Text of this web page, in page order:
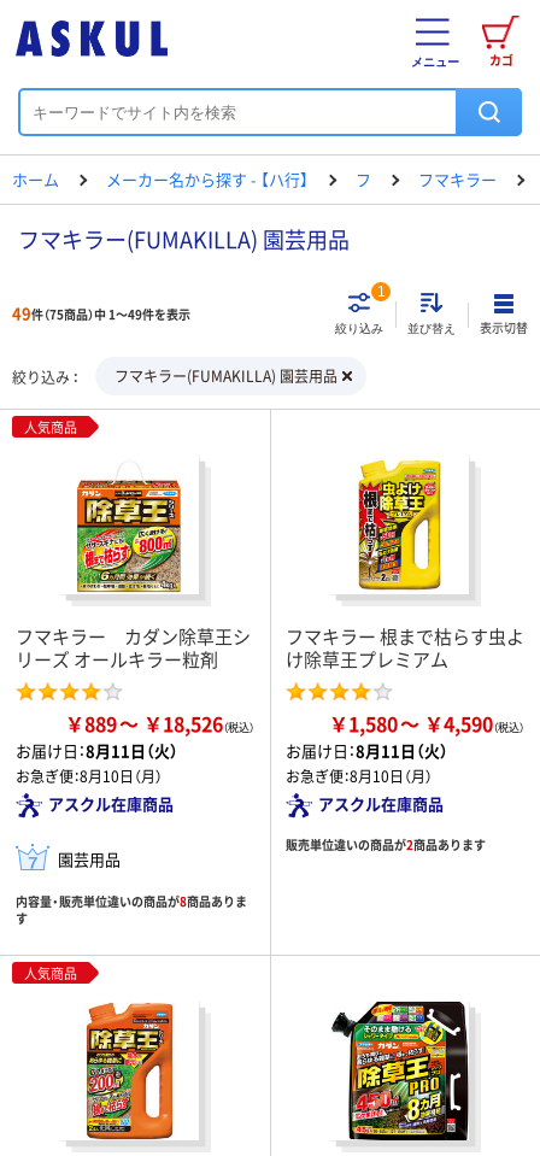
カゴ
メニュー
ホーム メーカー名から探す - 【ハ行】 フ フマキラー
フマキラー(FUMAKILLA) 園芸用品
49件（75商品）中 1～49件を表示
絞り込み
1
並び替え 表示切替
絞り込み フマキラー(FUMAKILLA) 園芸用品
人気商品
フマキラー カダン除草王シ
リーズ オールキラー粒剤
￥889 ￥18,526
お届け日：8月11日（火）
お急ぎ便：8月10日（月）
アスクル在庫商品
園芸用品
内容量・販売単位違いの商品が8商品ありま
す
フマキラー 根まで枯らす虫よ
け除草王プレミアム
￥1,580 ￥4,590
お届け日：8月11日（火）
お急ぎ便：8月10日（月）
アスクル在庫商品
販売単位違いの商品が2商品あります
人気商品